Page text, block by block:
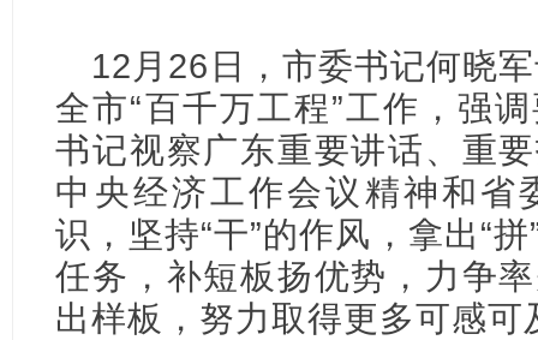
12月26日，市委书记何晓
全市“百千万工程”工作，强
书记视察广东重要讲话、重
中央经济工作会议精神和省
识，坚持“干”的作风，拿出“
任务，补短板扬优势，力争
出样板，努力取得更多可感可